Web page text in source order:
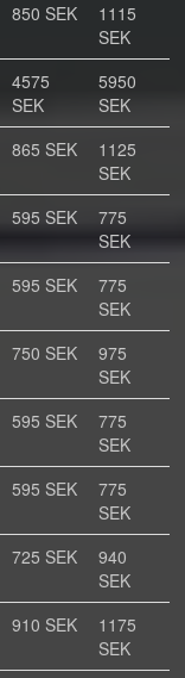
850 SEK
1115
SEK
4575
SEK
5950
SEK
865 SEK
1125
SEK
595 SEK
775
SEK
595 SEK
775
SEK
750 SEK
975
SEK
595 SEK
775
SEK
595 SEK
775
SEK
725 SEK
940
SEK
910 SEK
1175
SEK